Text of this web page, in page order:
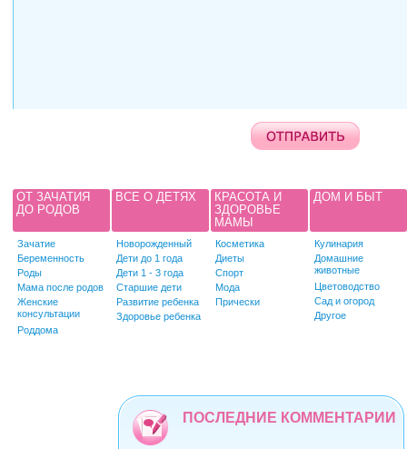
ОТ ЗАЧАТИЯ
ДО РОДОВ
Зачатие
Беременность
Роды
Мама после родов
Женские
консультации
Роддома
ВСЕ О ДЕТЯХ
Новорожденный
Дети до 1 года
Дети 1 - 3 года
Старшие дети
Развитие ребенка
Здоровье ребенка
КРАСОТА И
ЗДОРОВЬЕ
МАМЫ
Косметика
Диеты
Спорт
Мода
Прически
ДОМ И БЫТ
Кулинария
Домашние
животные
Цветоводство
Сад и огород
Другое
ПОСЛЕДНИЕ КОММЕНТАРИИ